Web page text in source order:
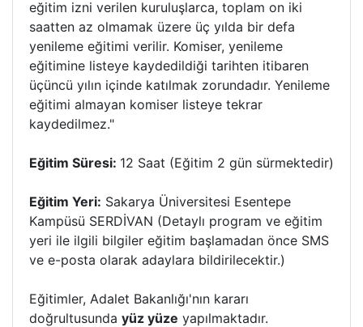
eğitim izni verilen kuruluşlarca, toplam on iki
saatten az olmamak üzere üç yılda bir defa
yenileme eğitimi verilir. Komiser, yenileme
eğitimine listeye kaydedildiği tarihten itibaren
üçüncü yılın içinde katılmak zorundadır. Yenileme
eğitimi almayan komiser listeye tekrar
kaydedilmez."
Eğitim Süresi: 12 Saat (Eğitim 2 gün sürmektedir)
Eğitim Yeri: Sakarya Üniversitesi Esentepe
Kampüsü SERDİVAN (Detaylı program ve eğitim
yeri ile ilgili bilgiler eğitim başlamadan önce SMS
ve e-posta olarak adaylara bildirilecektir.)
Eğitimler, Adalet Bakanlığı'nın kararı
doğrultusunda yüz yüze yapılmaktadır.